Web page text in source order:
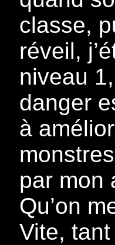
classe,
réveil,
niveau
danger
à
par mon
Qu’on
Vite,